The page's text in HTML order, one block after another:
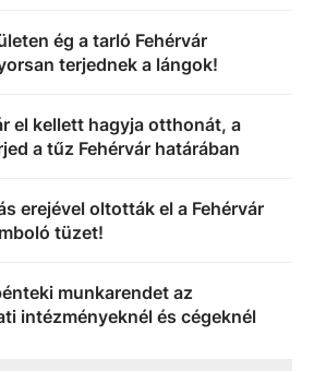
ég a tarló Fehérvár
terjednek a lángok!
el kellett hagyja otthonát, a
a tűz Fehérvár határában
erejével oltották el a Fehérvár
tüzet!
munkarendet az
intézményeknél és cégeknél